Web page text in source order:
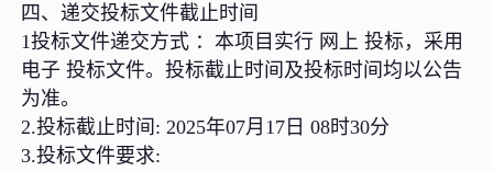
四、递交投标文件截止时间
1投标文件递交方式 ：本项目实行 网上 投标，采用
电子 投标文件。投标截止时间及投标时间均以公告
为准。
2.投标截止时间: 2025年07月17日 08时30分
3.投标文件要求: